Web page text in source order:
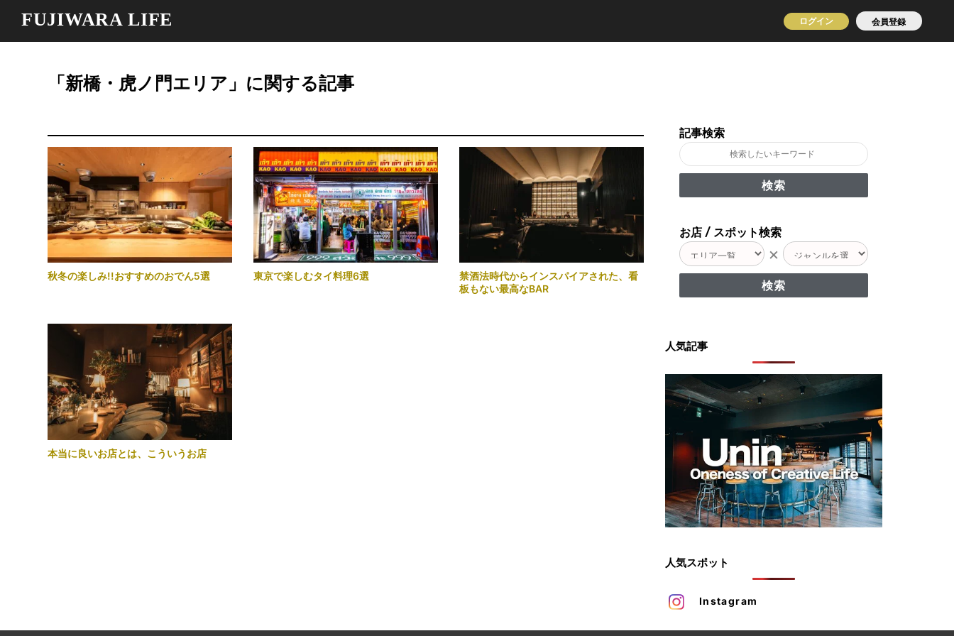
FUJIWARA LIFE ログイン 会員登録
「新橋・虎ノ門エリア」に関する記事
秋冬の楽しみ!!おすすめのおでん5選 東京で楽しむタイ料理6選
禁酒法時代からインスパイアされた、看
板もない最高なBAR
本当に良いお店とは、こういうお店
記事検索
お店 / スポット検索
×
人気記事
人気スポット
Instagram